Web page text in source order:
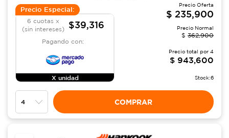
Precio Especial:
6 cuotas x
(sin intereses)
$39,316
Pagando con:
X unidad
Precio Oferta
$ 235,900
Precio Normal
$ 362,900
Precio total por 4
$ 943,600
Stock:6
COMPRAR